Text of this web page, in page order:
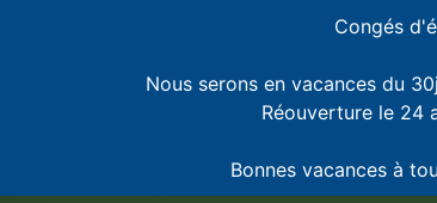
Congés
Nous serons en vacances du
Réouverture le 24
Bonnes vacances à